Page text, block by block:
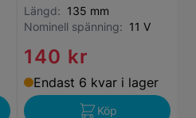
Längd: 135 mm
Nominell spänning: 11 V
140 kr
Endast 6 kvar i lager
Köp